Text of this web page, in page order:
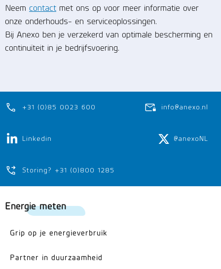
Neem contact met ons op voor meer informatie over
onze onderhouds- en serviceoplossingen.
Bij Anexo ben je verzekerd van optimale bescherming en
continuïteit in je bedrijfsvoering.
+31 (0)85 0023 600 info@anexo.nl
Linkedin @anexoNL
Storing? +31 (0)800 1285
Energie meten
Grip op je energieverbruik
Partner in duurzaamheid